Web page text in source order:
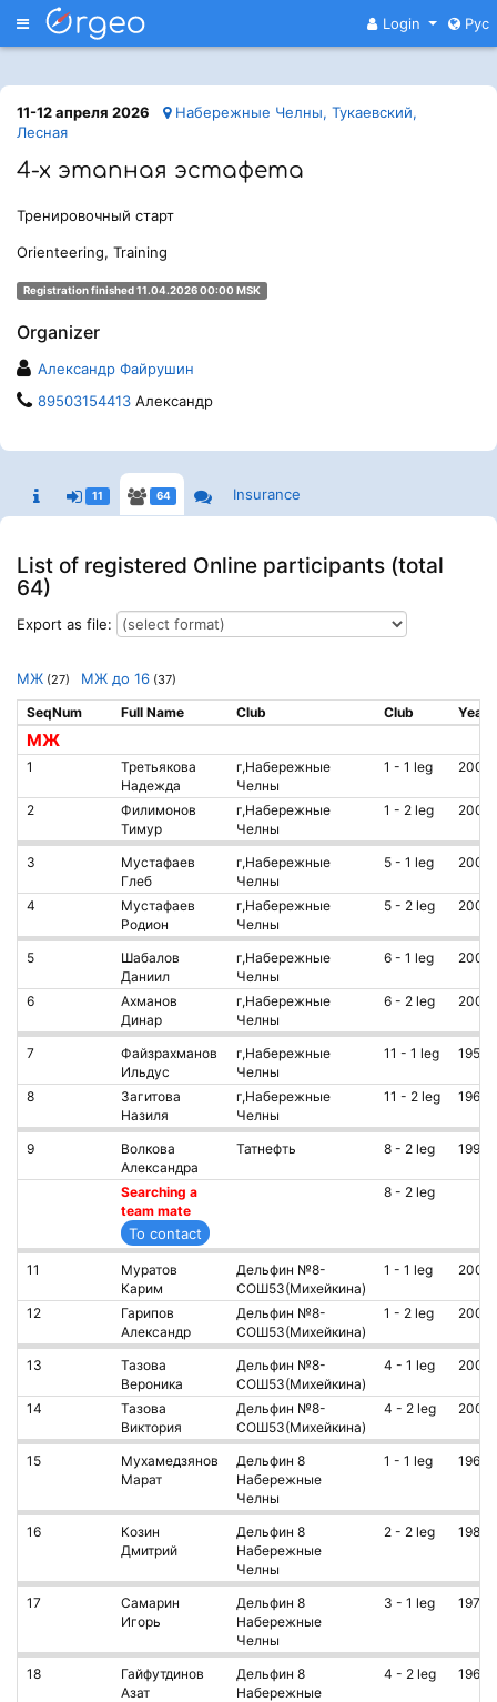
Меню Login Рус
11-12 апреля 2026
Набережные Челны, Тукаевский,
Лесная
4-х этапная эстафета
Тренировочный старт
Orienteering, Training
Registration finished 11.04.2026 00:00 MSK
Organizer
Александр Файрушин
89503154413 Александр
11 64 Insurance
List of registered Online participants (total
64)
Export as file:
МЖ (27) МЖ до 16 (37)
МЖ
SeqNum Full Name Club Club Year
1
Третьякова
Надежда
г,Набережные
Челны
1 - 1 leg 2007
2
Филимонов
Тимур
г,Набережные
Челны
1 - 2 leg 2007
3
Мустафаев
Глеб
г,Набережные
Челны
5 - 1 leg 2009
4
Мустафаев
Родион
г,Набережные
Челны
5 - 2 leg 2009
5
Шабалов
Даниил
г,Набережные
Челны
6 - 1 leg 2000
6
Ахманов
Динар
г,Набережные
Челны
6 - 2 leg 2007
7
Файзрахманов
Ильдус
г,Набережные
Челны
11 - 1 leg 1953
8
Загитова
Назиля
г,Набережные
Челны
11 - 2 leg 1965
9
Волкова
Александра
Татнефть 8 - 2 leg 1993
Searching a
team mate
8 - 2 leg
11
Муратов
Карим
Дельфин №8-
СОШ53(Михейкина)
1 - 1 leg 2007
12
Гарипов
Александр
Дельфин №8-
СОШ53(Михейкина)
1 - 2 leg 2009
13
Тазова
Вероника
Дельфин №8-
СОШ53(Михейкина)
4 - 1 leg 2007
14
Тазова
Виктория
Дельфин №8-
СОШ53(Михейкина)
4 - 2 leg 2005
15
Мухамедзянов
Марат
Дельфин 8
Набережные
Челны
1 - 1 leg 1965
16
Козин
Дмитрий
Дельфин 8
Набережные
Челны
2 - 2 leg 1988
17
Самарин
Игорь
Дельфин 8
Набережные
Челны
3 - 1 leg 1977
18
Гайфутдинов
Азат
Дельфин 8
Набережные
4 - 2 leg 1967